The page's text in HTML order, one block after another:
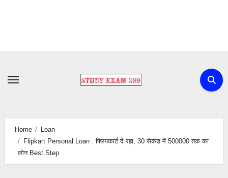
content
Home
Loan
Flipkart Personal Loan : फ्लिपकार्ट दे रहा, 30 सेकंड में 500000 तक का
लोन Best Step